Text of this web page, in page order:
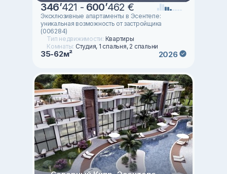
346’421 - 600’462 €
Эксклюзивные апартаменты в Эсентепе:
уникальная возможность от застройщика
(006284)
Тип недвижимости: Квартиры
Комнаты: Студия, 1 спальня, 2 спальни
35-62м² 2026